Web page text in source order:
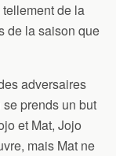
de la
de la saison que
adversaires
prends un but
et Mat, Jojo
mais Mat ne